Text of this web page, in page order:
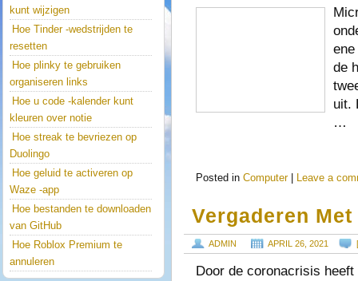
de
uit.
…
Posted in Computer Leave a
Vergaderen
ADMIN APRIL 26, 2021
Door de coronacrisis
kunt wijzigen
Hoe Tinder -wedstrijden te
resetten
Hoe plinky te gebruiken
organiseren links
Hoe u code -kalender kunt
kleuren over notie
Hoe streak te bevriezen op
Duolingo
Hoe geluid te activeren op
Waze -app
Hoe bestanden te downloaden
van GitHub
Hoe Roblox Premium te
annuleren